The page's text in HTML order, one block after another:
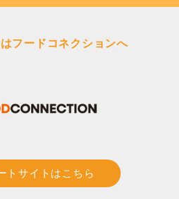
フードコネクションへ
トサイトはこちら